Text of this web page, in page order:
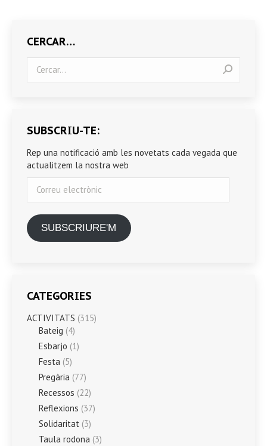
CERCAR…
SUBSCRIU-TE:
Rep una notificació amb les novetats cada vegada que
actualitzem la nostra web
electrònic
SUBSCRIURE'M
CATEGORIES
ACTIVITATS (315)
Bateig (4)
Esbarjo (1)
Festa (5)
Pregària (77)
Recessos (22)
Reflexions (37)
Solidaritat (3)
Taula rodona (3)